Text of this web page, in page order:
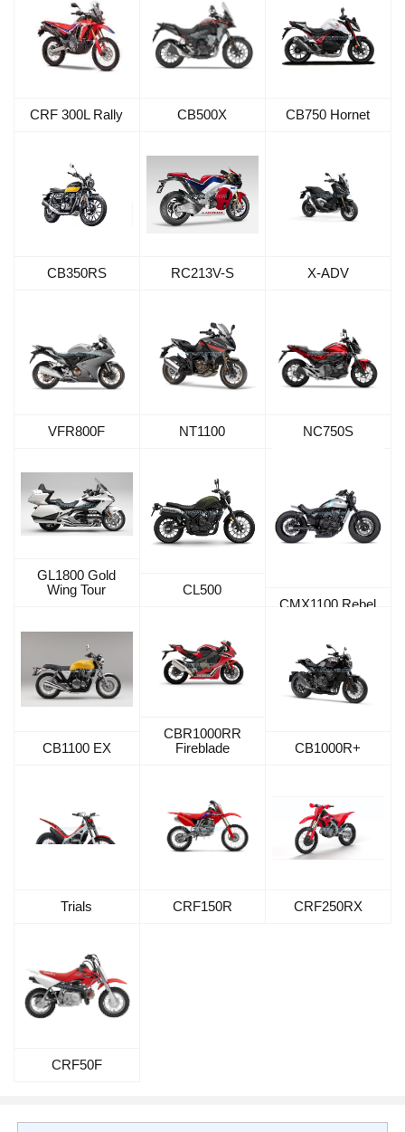
CRF 300L Rally CB500X CB750 Hornet
CB350RS RC213V-S X-ADV
VFR800F NT1100 NC750S
GL1800 Gold
Wing Tour
CL500
CMX1100 Rebel
CB1100 EX
CBR1000RR
Fireblade
CB1000R+
Trials CRF150R CRF250RX
CRF50F